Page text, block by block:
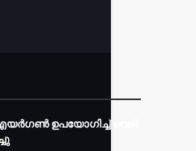
ഉപയോഗിച്ച് വെടി